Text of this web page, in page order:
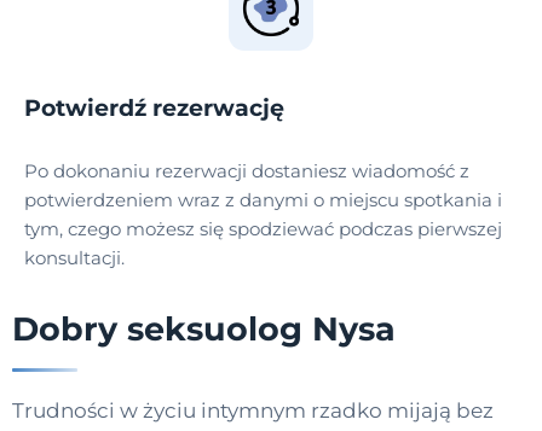
Potwierdź rezerwację
Po dokonaniu rezerwacji dostaniesz wiadomość z
potwierdzeniem wraz z danymi o miejscu spotkania i
tym, czego możesz się spodziewać podczas pierwszej
konsultacji.
Dobry seksuolog Nysa
Trudności w życiu intymnym rzadko mijają bez